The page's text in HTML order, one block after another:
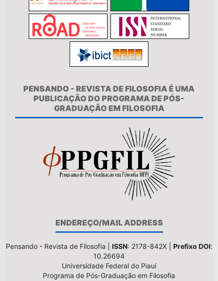
PENSANDO - REVISTA DE FILOSOFIA É UMA
PUBLICAÇÃO DO PROGRAMA DE PÓS-
GRADUAÇÃO EM FILOSOFIA
ENDEREÇO/MAIL ADDRESS
Pensando - Revista de Filosofia | ISSN: 2178-842X | Prefixo DOI:
10.26694
Universidade Federal do Piauí
Programa de Pós-Graduação em Filosofia